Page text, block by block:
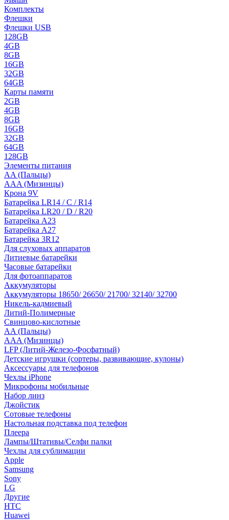
Комплекты
Флешки
Флешки USB
128GB
4GB
8GB
16GB
32GB
64GB
Карты памяти
2GB
4GB
8GB
16GB
32GB
64GB
128GB
Элементы питания
AA (Пальцы)
AAA (Мизинцы)
Крона 9V
Батарейка LR14 / C / R14
Батарейка LR20 / D / R20
Батарейка A23
Батарейка A27
Батарейка 3R12
Для слуховых аппаратов
Литиевые батарейки
Часовые батарейки
Для фотоаппаратов
Аккумуляторы
Аккумуляторы 18650/ 26650/ 21700/ 32140/ 32700
Никель-кадмиевый
Литий-Полимерные
Свинцово-кислотные
AA (Пальцы)
AAA (Мизинцы)
LFP (Литий-Железо-Фосфатный)
Детские игрушки (сортеры, развивающие, кулоны)
Аксессуары для телефонов
Чехлы iPhone
Микрофоны мобильные
Набор линз
Джойстик
Сотовые телефоны
Настольная подставка под телефон
Плеера
Лампы/Штативы/Селфи палки
Чехлы для сублимации
Apple
Samsung
Sony
LG
Другие
HTC
Huawei